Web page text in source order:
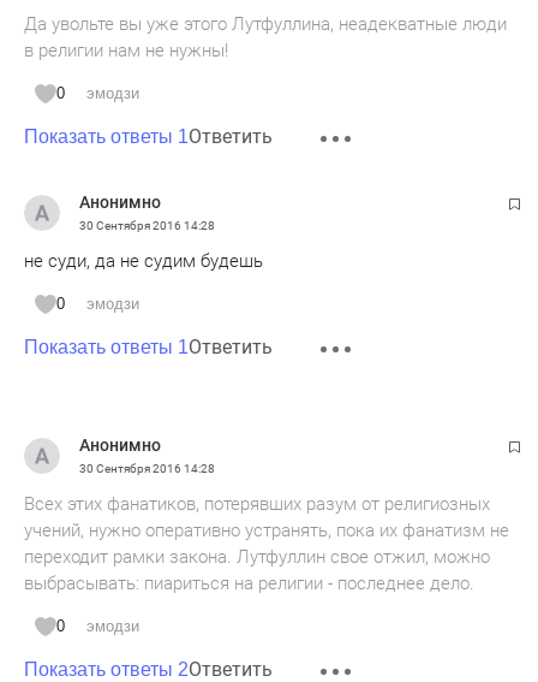
Да увольте вы уже этого Лутфуллина, неадекватные люди
в религии нам не нужны!
0 эмодзи
Показать ответы 1Ответить
Анонимно
30 Сентября 2016 14:28
не суди, да не судим будешь
0 эмодзи
Показать ответы 1Ответить
Анонимно
30 Сентября 2016 14:28
Всех этих фанатиков, потерявших разум от религиозных
учений, нужно оперативно устранять, пока их фанатизм не
переходит рамки закона. Лутфуллин свое отжил, можно
выбрасывать: пиариться на религии - последнее дело.
0 эмодзи
Показать ответы 2Ответить